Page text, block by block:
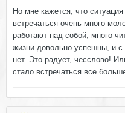
Но мне кажется, что
встречаться очень много
работают над собой, много
жизни довольно успешны, и
нет. Это радует, чесслово!
стало встречаться все